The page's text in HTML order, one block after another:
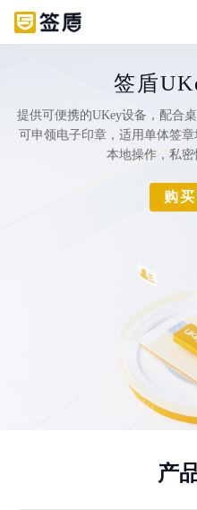
签盾
提供可便携的UKey设备，配合
可申领电子印章，适用单体签
本地操作，私
购
产